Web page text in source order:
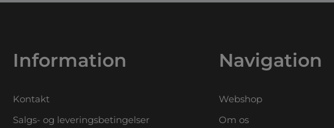
Information
Kontakt
Salgs- og leveringsbetingelser
Navigation
Webshop
Om os